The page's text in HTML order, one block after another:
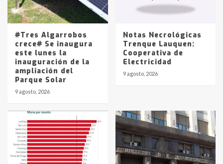
5
Los precios de los combustibles en
La Pampa, desde YPF hasta Axion
entre 857 a 1338 pesos
#Tres Algarrobos
crece# Se inaugura
este lunes la
inauguración de la
ampliación del
Parque Solar
9 agosto, 2026
Notas Necrológicas
Trenque Lauquen:
Cooperativa de
Electricidad
9 agosto, 2026